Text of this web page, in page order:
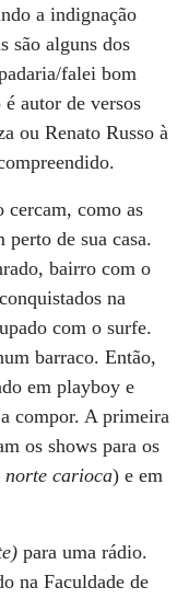
a indignação
são alguns dos
falei bom
autor de versos
ou Renato Russo à
cercam, como as
perto de sua casa.
bairro com o
na
com o surfe.
barraco. Então,
em playboy e
compor. A primeira
os shows para os
norte carioca) e em
para uma rádio.
na Faculdade de